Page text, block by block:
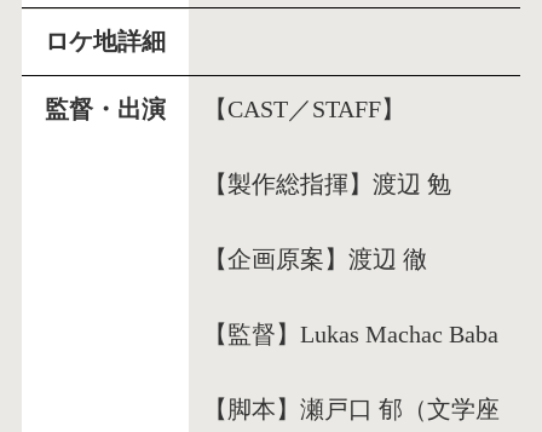
ロケ地詳細
監督・出演 【CAST／STAFF】
【製作総指揮】渡辺 勉
【企画原案】渡辺 徹
【監督】Lukas Machac Baba
【脚本】瀬戸口 郁（文学座